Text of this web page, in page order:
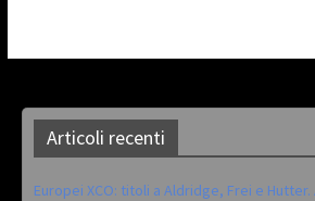
Articoli recenti
Europei XCO: titoli a Aldridge, Frei e